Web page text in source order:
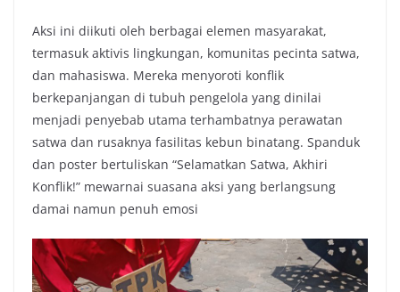
Aksi ini diikuti oleh berbagai elemen masyarakat,
termasuk aktivis lingkungan, komunitas pecinta satwa,
dan mahasiswa. Mereka menyoroti konflik
berkepanjangan di tubuh pengelola yang dinilai
menjadi penyebab utama terhambatnya perawatan
satwa dan rusaknya fasilitas kebun binatang. Spanduk
dan poster bertuliskan “Selamatkan Satwa, Akhiri
Konflik!” mewarnai suasana aksi yang berlangsung
damai namun penuh emosi